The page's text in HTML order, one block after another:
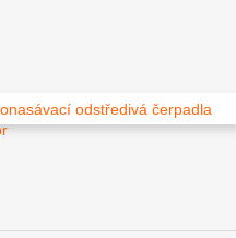
odstředivá čerpadla